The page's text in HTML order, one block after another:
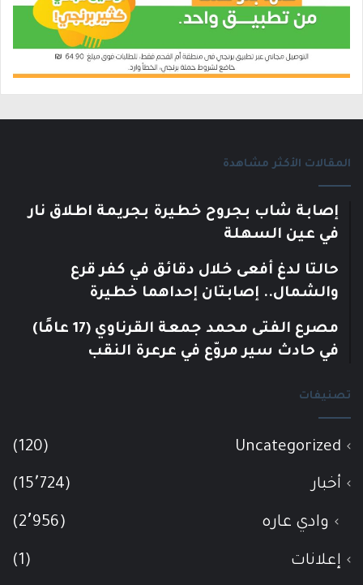
المقالات الأكثر مشاهدة
إصابة شاب بجروح خطيرة بجريمة اطلاق نار
في عين السهلة
حالتا لدغ أفعى خلال دقائق في كفر قرع
والشمال.. إصابتان إحداهما خطيرة
مصرع الفتى محمد جمعة القرناوي (17 عامًا)
في حادث سير مروّع في عرعرة النقب
تصنيفات
Uncategorized
(120)
أخبار (15٬724)
وادي عاره (2٬956)
إعلانات (1)